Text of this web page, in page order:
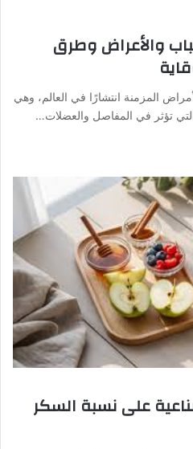
والأعراض وطرق
المزمنة انتشارًا في العالم، وهي
تؤثر في المفاصل والعضلات…
على نسبة السكر